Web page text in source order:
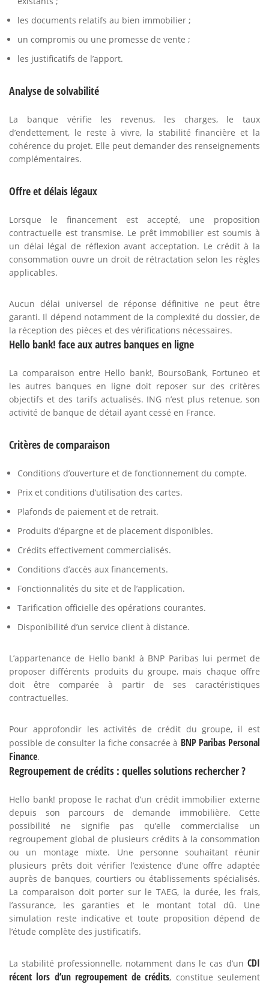
les documents relatifs au bien immobilier ;
un compromis ou une promesse de vente ;
les justificatifs de l’apport.
Analyse de solvabilité
La banque vérifie les revenus, les charges, le taux
d’endettement, le reste à vivre, la stabilité financière et la
cohérence du projet. Elle peut demander des renseignements
complémentaires.
Offre et délais légaux
Lorsque le financement est accepté, une proposition
contractuelle est transmise. Le prêt immobilier est soumis à
un délai légal de réflexion avant acceptation. Le crédit à la
consommation ouvre un droit de rétractation selon les règles
applicables.
Aucun délai universel de réponse définitive ne peut être
garanti. Il dépend notamment de la complexité du dossier, de
la réception des pièces et des vérifications nécessaires.
Hello bank! face aux autres banques en ligne
La comparaison entre Hello bank!, BoursoBank, Fortuneo et
les autres banques en ligne doit reposer sur des critères
objectifs et des tarifs actualisés. ING n’est plus retenue, son
activité de banque de détail ayant cessé en France.
Critères de comparaison
Conditions d’ouverture et de fonctionnement du compte.
Prix et conditions d’utilisation des cartes.
Plafonds de paiement et de retrait.
Produits d’épargne et de placement disponibles.
Crédits effectivement commercialisés.
Conditions d’accès aux financements.
Fonctionnalités du site et de l’application.
Tarification officielle des opérations courantes.
Disponibilité d’un service client à distance.
L’appartenance de Hello bank! à BNP Paribas lui permet de
proposer différents produits du groupe, mais chaque offre
doit être comparée à partir de ses caractéristiques
contractuelles.
Pour approfondir les activités de crédit du groupe, il est
possible de consulter la fiche consacrée à BNP Paribas Personal
Finance.
Regroupement de crédits : quelles solutions rechercher ?
Hello bank! propose le rachat d’un crédit immobilier externe
depuis son parcours de demande immobilière. Cette
possibilité ne signifie pas qu’elle commercialise un
regroupement global de plusieurs crédits à la consommation
ou un montage mixte. Une personne souhaitant réunir
plusieurs prêts doit vérifier l’existence d’une offre adaptée
auprès de banques, courtiers ou établissements spécialisés.
La comparaison doit porter sur le TAEG, la durée, les frais,
l’assurance, les garanties et le montant total dû. Une
simulation reste indicative et toute proposition dépend de
l’étude complète des justificatifs.
La stabilité professionnelle, notamment dans le cas d’un CDI
récent lors d’un regroupement de crédits, constitue seulement